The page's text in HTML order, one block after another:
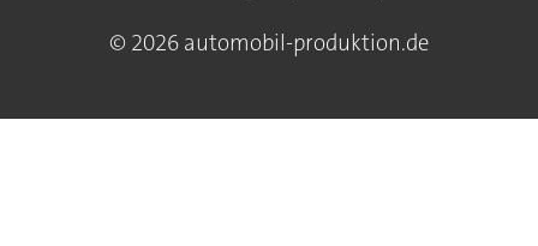
© 2026 automobil-produktion.de